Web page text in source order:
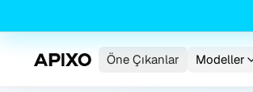
Öne Çıkanlar Modeller